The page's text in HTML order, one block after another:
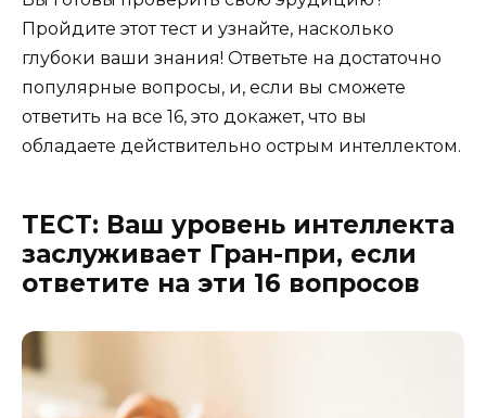
Пройдите этот тест и узнайте, насколько
глубоки ваши знания! Ответьте на достаточно
популярные вопросы, и, если вы сможете
ответить на все 16, это докажет, что вы
обладаете действительно острым интеллектом.
ТЕСТ: Ваш уровень интеллекта
заслуживает Гран-при, если
ответите на эти 16 вопросов